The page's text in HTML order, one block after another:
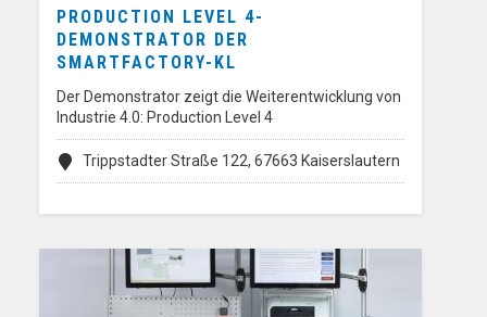
PRODUCTION LEVEL 4-
DEMONSTRATOR DER
SMARTFACTORY-KL
Der Demonstrator zeigt die Weiterentwicklung von
Industrie 4.0: Production Level 4
Trippstadter Straße 122, 67663 Kaiserslautern